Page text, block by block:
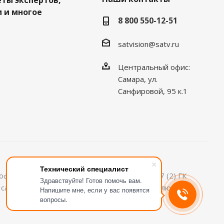
Технический специалист
Здравствуйте! Готов помочь вам.
Напишите мне, если у вас появятся
вопросы.
и многое
8 800 550-12-51
satvision@satv.ru
Центральный офис:
Самара, ул.
Санфировой, 95 к.1
определяемой положениями ст.437 (2) ГК
информация может быть изменена в любое